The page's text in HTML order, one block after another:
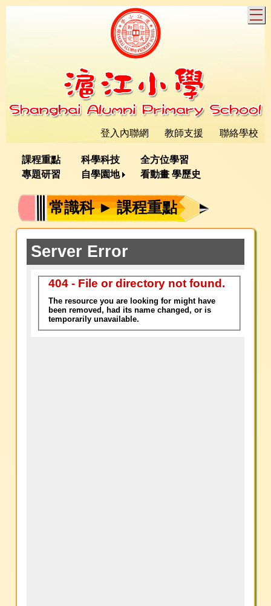
登入內聯網 教師支援 聯絡學校
課程重點 科學科技
全方位學習
專題研習
自學園地 看動畫 學歷史
常識科 ► 課程重點